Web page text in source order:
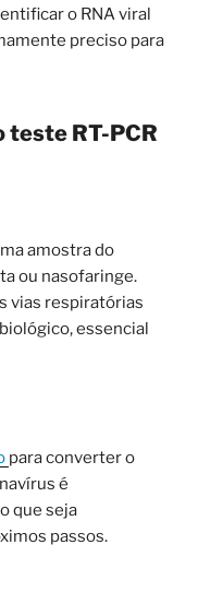
o RNA viral
preciso para
teste RT-PCR
amostra do
ou nasofaringe.
vias respiratórias
essencial
para converter o
é
que seja
passos.